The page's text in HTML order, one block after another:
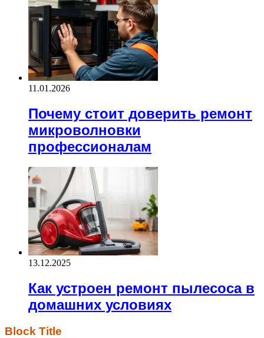
11.01.2026
Почему стоит доверить ремонт
микроволновки
профессионалам
13.12.2025
Как устроен ремонт пылесоса в
домашних условиях
Block Title